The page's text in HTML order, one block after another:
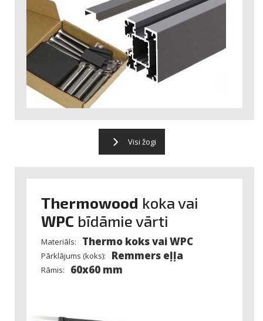
Visi žogi
Thermowood koka vai
WPC bīdāmie vārti
Materiāls: Thermo koks vai WPC
Pārklājums (koks): Remmers eļļa
Rāmis: 60x60 mm